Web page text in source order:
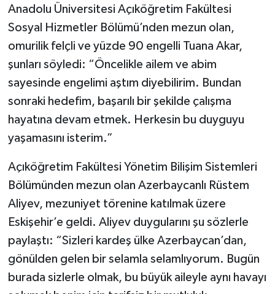
Anadolu Üniversitesi Açıköğretim Fakültesi
Sosyal Hizmetler Bölümü’nden mezun olan,
omurilik felçli ve yüzde 90 engelli Tuana Akar,
şunları söyledi: “Öncelikle ailem ve abim
sayesinde engelimi aştım diyebilirim. Bundan
sonraki hedefim, başarılı bir şekilde çalışma
hayatına devam etmek. Herkesin bu duyguyu
yaşamasını isterim.”
Açıköğretim Fakültesi Yönetim Bilişim Sistemleri
Bölümünden mezun olan Azerbaycanlı Rüstem
Aliyev, mezuniyet törenine katılmak üzere
Eskişehir’e geldi. Aliyev duygularını şu sözlerle
paylaştı: “Sizleri kardeş ülke Azerbaycan’dan,
gönülden gelen bir selamla selamlıyorum. Bugün
burada sizlerle olmak, bu büyük aileyle aynı havayı